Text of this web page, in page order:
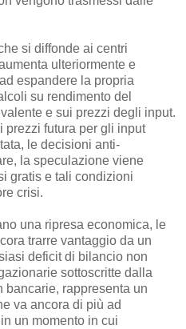
si diffonde ai centri
ulteriormente e
espandere la propria
su rendimento del
e sui prezzi degli input.
prezzi futura per gli input
le decisioni anti-
la speculazione viene
gratis e tali condizioni
crisi.
una ripresa economica, le
trarre vantaggio da un
deficit di bilancio non
sottoscritte dalla
bancarie, rappresenta un
va ancora di più ad
un momento in cui